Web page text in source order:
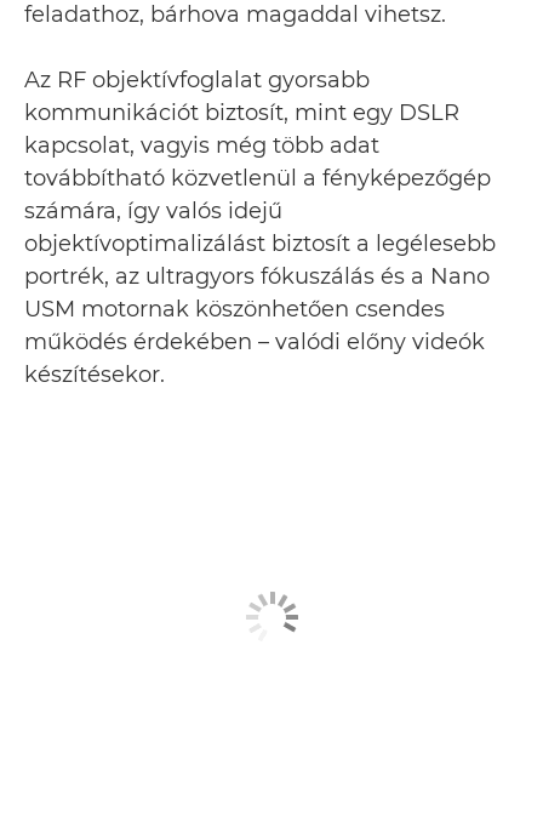
feladathoz, bárhova magaddal vihetsz.
Az RF objektívfoglalat gyorsabb
kommunikációt biztosít, mint egy DSLR
kapcsolat, vagyis még több adat
továbbítható közvetlenül a fényképezőgép
számára, így valós idejű
objektívoptimalizálást biztosít a legélesebb
portrék, az ultragyors fókuszálás és a Nano
USM motornak köszönhetően csendes
működés érdekében – valódi előny videók
készítésekor.